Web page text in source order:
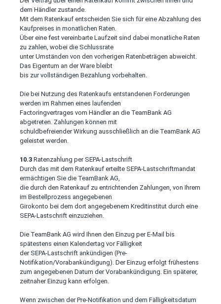
dem Händler zustande.
Mit dem Ratenkauf entscheiden Sie sich für eine Abzahlung des
Kaufpreises in monatlichen Raten.
Über eine fest vereinbarte Laufzeit sind dabei monatliche Raten
zu zahlen, wobei die Schlussrate
unter Umständen von den vorherigen Ratenbeträgen abweicht.
Das Eigentum an der Ware bleibt
bis zur vollständigen Bezahlung vorbehalten.
Die bei Nutzung des Ratenkaufs entstandenen Forderungen
werden im Rahmen eines laufenden
Factoringvertrages vom Händler an die TeamBank AG
abgetreten. Zahlungen können mit
schuldbefreiender Wirkung ausschließlich an die TeamBank AG
geleistet werden.
10.3 Ratenzahlung per SEPA-Lastschrift
Durch das mit dem Ratenkauf erteilte SEPA-Lastschriftmandat
ermächtigen Sie die TeamBank AG,
die durch den Ratenkauf zu entrichtenden Zahlungen, von Ihrem
im Bestellprozess angegebenen
Girokonto bei dem dort angegebenem Kreditinstitut durch eine
SEPA-Lastschrift einzuziehen.
Die TeamBank AG wird Ihnen den Einzug per E-Mail bis
spätestens einen Kalendertag vor Fälligkeit
der SEPA-Lastschrift ankündigen (Pre-
Notifikation/Vorabankündigung). Der Einzug erfolgt frühestens
zum angegebenen Datum der Vorabankündigung. Ein späterer,
zeitnaher Einzug kann erfolgen.
Wenn zwischen der Pre-Notifikation und dem Fälligkeitsdatum